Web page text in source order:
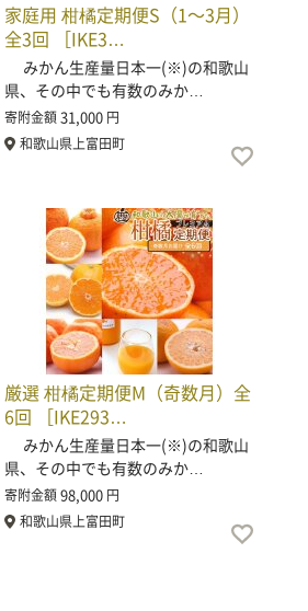
家庭用 柑橘定期便S（1～3月）
全3回 ［IKE3…
みかん生産量日本一(※)の和歌山
県、その中でも有数のみか…
寄附金額31,000 円
和歌山県上富田町
厳選 柑橘定期便M（奇数月）全
6回 ［IKE293…
みかん生産量日本一(※)の和歌山
県、その中でも有数のみか…
寄附金額98,000 円
和歌山県上富田町